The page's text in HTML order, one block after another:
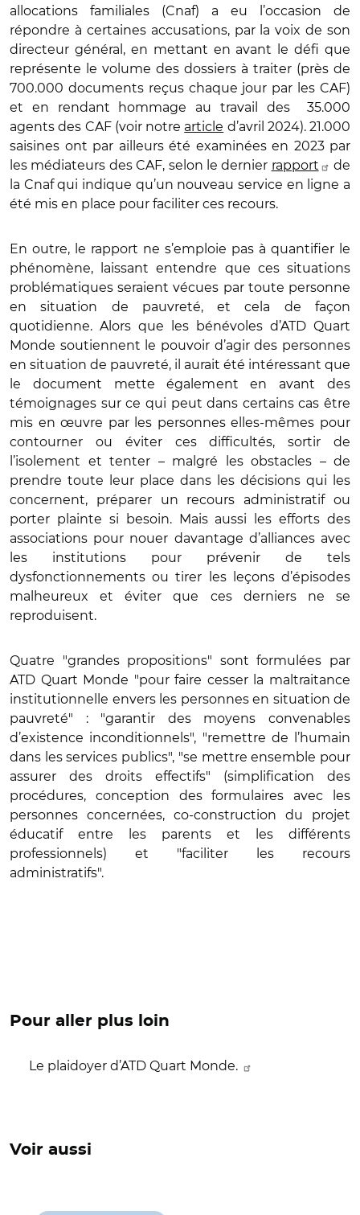
allocations familiales (Cnaf) a eu l’occasion de
répondre à certaines accusations, par la voix de son
directeur général, en mettant en avant le défi que
représente le volume des dossiers à traiter (près de
700.000 documents reçus chaque jour par les CAF)
et en rendant hommage au travail des 35.000
agents des CAF (voir notre article d’avril 2024). 21.000
saisines ont par ailleurs été examinées en 2023 par
les médiateurs des CAF, selon le dernier rapport
de
la Cnaf qui indique qu’un nouveau service en ligne a
été mis en place pour faciliter ces recours.
En outre, le rapport ne s’emploie pas à quantifier le
phénomène, laissant entendre que ces situations
problématiques seraient vécues par toute personne
en situation de pauvreté, et cela de façon
quotidienne. Alors que les bénévoles d’ATD Quart
Monde soutiennent le pouvoir d’agir des personnes
en situation de pauvreté, il aurait été intéressant que
le document mette également en avant des
témoignages sur ce qui peut dans certains cas être
mis en œuvre par les personnes elles-mêmes pour
contourner ou éviter ces difficultés, sortir de
l’isolement et tenter – malgré les obstacles – de
prendre toute leur place dans les décisions qui les
concernent, préparer un recours administratif ou
porter plainte si besoin. Mais aussi les efforts des
associations pour nouer davantage d’alliances avec
les institutions pour prévenir de tels
dysfonctionnements ou tirer les leçons d’épisodes
malheureux et éviter que ces derniers ne se
reproduisent.
Quatre "grandes propositions" sont formulées par
ATD Quart Monde "pour faire cesser la maltraitance
institutionnelle envers les personnes en situation de
pauvreté" : "garantir des moyens convenables
d’existence inconditionnels", "remettre de l’humain
dans les services publics", "se mettre ensemble pour
assurer des droits effectifs" (simplification des
procédures, conception des formulaires avec les
personnes concernées, co-construction du projet
éducatif entre les parents et les différents
professionnels) et "faciliter les recours
administratifs".
Pour aller plus loin
Le plaidoyer d’ATD Quart Monde.
Voir aussi